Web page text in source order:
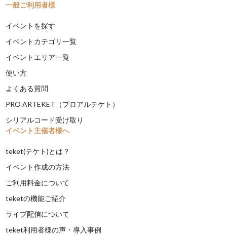
一般ご利用者様
イベントを探す
イベントカテゴリ一覧
イベントエリア一覧
使い方
よくある質問
PRO ARTEKET（プロアルテケト）
シリアルコード受け取り
イベント主催者様へ
teket(テケト)とは？
イベント作成の方法
ご利用料金について
teketの機能ご紹介
ライブ配信について
teket利用者様の声・導入事例